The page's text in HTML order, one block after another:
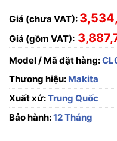
Giá (chưa VAT):
Giá (gồm VAT):
Model / Mã đặt hàng:
Thương hiệu: Makita
Xuất xứ:Trung Quốc
Bảo hành:12 Tháng